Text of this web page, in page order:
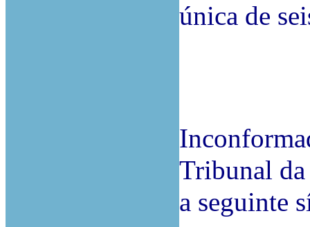
única de
Tribunal da
a seguinte